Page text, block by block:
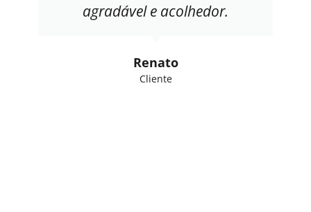
agradável e acolhedor.
Renato
Cliente